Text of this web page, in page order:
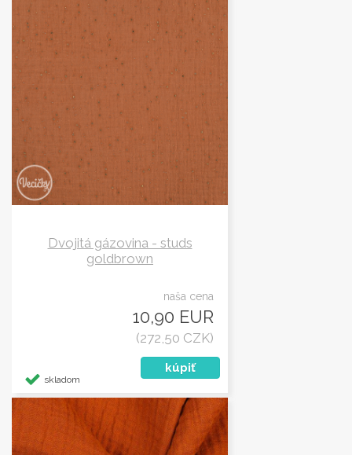
Dvojitá gázovina - studs
goldbrown
naša cena
10,90 EUR
(272,50 CZK)
skladom